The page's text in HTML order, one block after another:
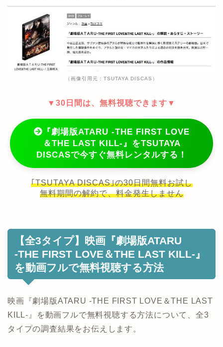
（画像引用元：TSUTAYA DISCAS）
▼30日間は、無料視聴できます▼
『劇場版ATARU ‐THE FIRST LOVE
＆THE LAST KILL‐』をTSUTAYA
DISCASで今すぐ無料レンタルする！
｢TSUTAYA DISCAS｣の30日間無料お試し
無料期間の解約で、料金発生しません
【全3タイプ】映画『劇場版ATARU
‐THE FIRST LOVE＆THE LAST KILL‐』
を動画フルで無料視聴する方法
映画『劇場版ATARU ‐THE FIRST LOVE＆THE LAST
KILL‐』を動画フルで無料視聴する方法について、全3
タイプの調査結果をお伝えします。